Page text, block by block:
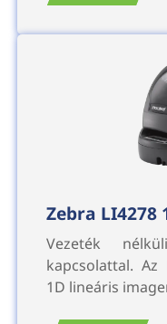
Zebra LI4278
Vezeték
kapcsolattal. Az
1D lineáris